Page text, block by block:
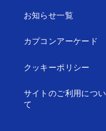
お知らせ⼀覧
カプコンアーケード
クッキーポリシー
サイトのご利⽤につい
て